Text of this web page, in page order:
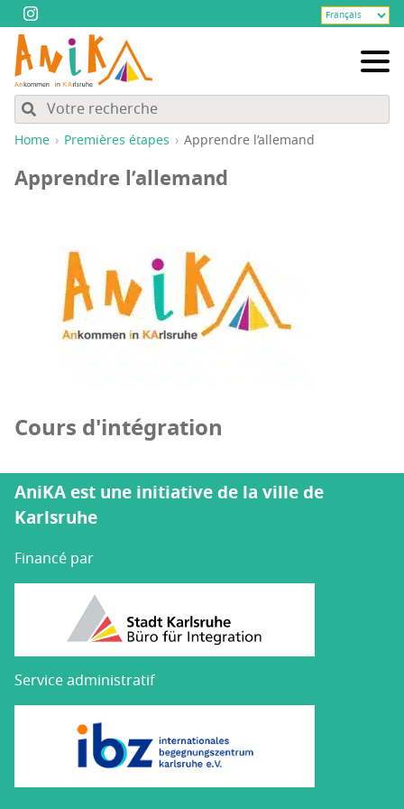
Home Pre­mières étapes Apprendre l’al­le­mand
Apprendre l’al­le­mand
Cours d'intégration
AniKA est une initiative de la ville de
Karlsruhe
Financé par
Service administratif